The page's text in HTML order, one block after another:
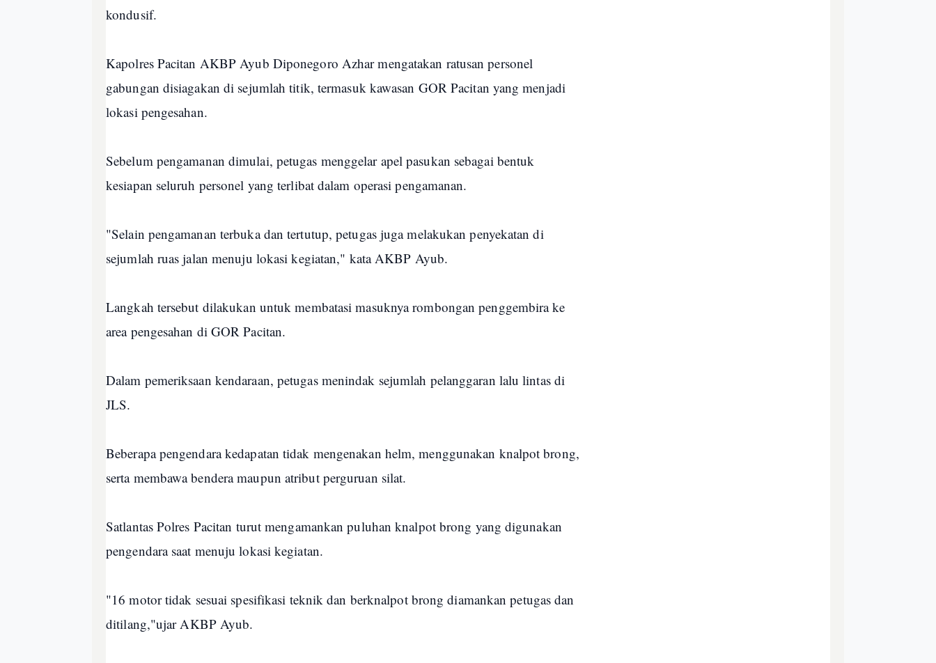
kondusif.
Kapolres Pacitan AKBP Ayub Diponegoro Azhar mengatakan ratusan personel
gabungan disiagakan di sejumlah titik, termasuk kawasan GOR Pacitan yang menjadi
lokasi pengesahan.
Sebelum pengamanan dimulai, petugas menggelar apel pasukan sebagai bentuk
kesiapan seluruh personel yang terlibat dalam operasi pengamanan.
"Selain pengamanan terbuka dan tertutup, petugas juga melakukan penyekatan di
sejumlah ruas jalan menuju lokasi kegiatan," kata AKBP Ayub.
Langkah tersebut dilakukan untuk membatasi masuknya rombongan penggembira ke
area pengesahan di GOR Pacitan.
Dalam pemeriksaan kendaraan, petugas menindak sejumlah pelanggaran lalu lintas di
JLS.
Beberapa pengendara kedapatan tidak mengenakan helm, menggunakan knalpot brong,
serta membawa bendera maupun atribut perguruan silat.
Satlantas Polres Pacitan turut mengamankan puluhan knalpot brong yang digunakan
pengendara saat menuju lokasi kegiatan.
"16 motor tidak sesuai spesifikasi teknik dan berknalpot brong diamankan petugas dan
ditilang,"ujar AKBP Ayub.